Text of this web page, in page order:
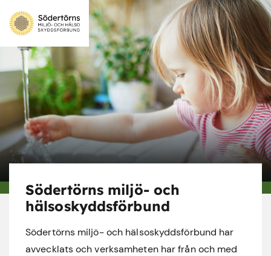
Södertörns miljö- och
hälsoskyddsförbund
Södertörns miljö- och hälsoskyddsförbund har
avvecklats och verksamheten har från och med